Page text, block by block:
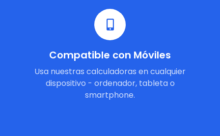
Compatible con Móviles
Usa nuestras calculadoras en cualquier
dispositivo - ordenador, tableta o
smartphone.